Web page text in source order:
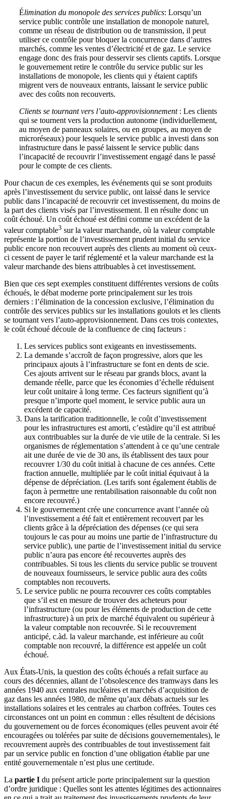
Élimination du monopole des services publics: Lorsqu’un
service public contrôle une installation de monopole naturel,
comme un réseau de distribution ou de transmission, il peut
utiliser ce contrôle pour bloquer la concurrence dans d’autres
marchés, comme les ventes d’électricité et de gaz. Le service
engage donc des frais pour desservir ses clients captifs. Lorsque
le gouvernement retire le contrôle du service public sur les
installations de monopole, les clients qui y étaient captifs
migrent vers de nouveaux entrants, laissant le service public
avec des coûts non recouverts.
Clients se tournant vers l’auto-approvisionnement : Les clients
qui se tournent vers la production autonome (individuellement,
au moyen de panneaux solaires, ou en groupes, au moyen de
microréseaux) pour lesquels le service public a investi dans son
infrastructure dans le passé laissent le service public dans
l’incapacité de recouvrir l’investissement engagé dans le passé
pour le compte de ces clients.
Pour chacun de ces exemples, les événements qui se sont produits
après l’investissement du service public, ont laissé dans le service
public dans l’incapacité de recouvrir cet investissement, du moins de
la part des clients visés par l’investissement. Il en résulte donc un
coût échoué. Un coût échoué est défini comme un excédent de la
valeur comptable3 sur la valeur marchande, où la valeur comptable
représente la portion de l’investissement prudent initial du service
public encore non recouvert auprès des clients au moment où ceux-
ci cessent de payer le tarif réglementé et la valeur marchande est la
valeur marchande des biens attribuables à cet investissement.
Bien que ces sept exemples constituent différentes versions de coûts
échoués, le débat moderne porte principalement sur les trois
derniers : l’élimination de la concession exclusive, l’élimination du
contrôle des services publics sur les installations goulots et les clients
se tournant vers l’auto-approvisionnement. Dans ces trois contextes,
le coût échoué découle de la confluence de cinq facteurs :
Les services publics sont exigeants en investissements.
La demande s’accroît de façon progressive, alors que les
principaux ajouts à l’infrastructure se font en dents de scie.
Ces ajouts arrivent sur le réseau par grands blocs, avant la
demande réelle, parce que les économies d’échelle réduisent
leur coût unitaire à long terme. Ces facteurs signifient qu’à
presque n’importe quel moment, le service public aura un
excédent de capacité.
Dans la tarification traditionnelle, le coût d’investissement
pour les infrastructures est amorti, c’estàdire qu’il est attribué
aux contribuables sur la durée de vie utile de la centrale. Si les
organismes de réglementation s’attendent à ce qu’une centrale
ait une durée de vie de 30 ans, ils établissent des taux pour
recouvrer 1/30 du coût initial à chacune de ces années. Cette
fraction annuelle, multipliée par le coût initial équivaut à la
dépense de dépréciation. (Les tarifs sont également établis de
façon à permettre une rentabilisation raisonnable du coût non
encore recouvré.)
Si le gouvernement crée une concurrence avant l’année où
l’investissement a été fait et entièrement recouvert par les
clients grâce à la dépréciation des dépenses (ce qui sera
toujours le cas pour au moins une partie de l’infrastructure du
service public), une partie de l’investissement initial du service
public n’aura pas encore été recouvertes auprès des
contribuables. Si tous les clients du service public se trouvent
de nouveaux fournisseurs, le service public aura des coûts
comptables non recouverts.
Le service public ne pourra recouvrer ces coûts comptables
que s’il est en mesure de trouver des acheteurs pour
l’infrastructure (ou pour les éléments de production de cette
infrastructure) à un prix de marché équivalent ou supérieur à
la valeur comptable non recouvrée. Si le recouvrement
anticipé, c.àd. la valeur marchande, est inférieure au coût
comptable non recouvré, la différence est appelée un coût
échoué.
Aux États-Unis, la question des coûts échoués a refait surface au
cours des décennies, allant de l’obsolescence des tramways dans les
années 1940 aux centrales nucléaires et marchés d’acquisition de
gaz dans les années 1980, de même qu’aux débats actuels sur les
installations solaires et les centrales au charbon coffrées. Toutes ces
circonstances ont un point en commun : elles résultent de décisions
du gouvernement ou de forces économiques (elles peuvent avoir été
encouragées ou tolérées par suite de décisions gouvernementales), le
recouvrement auprès des contribuables de tout investissement fait
par un service public en fonction d’une obligation établie par une
entité gouvernementale n’est plus une certitude.
La partie I du présent article porte principalement sur la question
d’ordre juridique : Quelles sont les attentes légitimes des actionnaires